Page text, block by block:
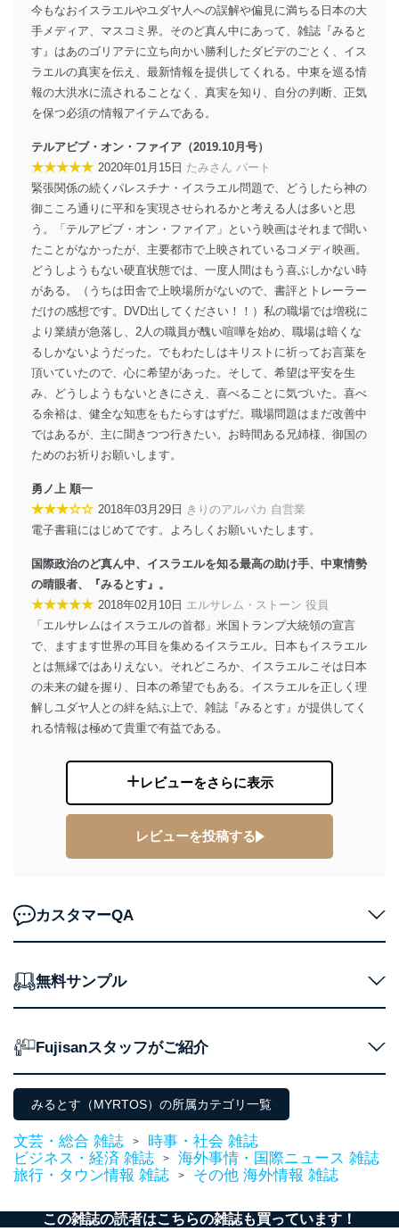
適切、かつ迅速に対応させていただきます。
株式会社富士山マガジンサービス 個人情報問い合わせ
TEL：0570-200-223
FAX：03-5459-7073
e-mail：cs@fujisan.co.jp
改訂：2025年2月20日
制定：2005年4月1日
株式会社富士山マガジンサービス
代表取締役会長 西野 伸一郎
個人情報の取扱いについて
１．個人情報保護管理者
当社は以下の個人情報保護管理者を設置し、個人情報保
護管理者の責任のもと、個人情報を取得・アクセス・利
用・提供・管理いたします。
東京都渋谷区南平台町16-11
株式会社富士山マガジンサービス
代表取締役会長 西野 伸一郎
個人情報保護管理者: 経営管理グループディレクター 前
田 嘉也
２．利用目的
当社が取り扱う開示対象個人情報の利用目的は次のとお
りです。
No
個人情報の種類 利用目的
1
当社の定期購読サ
ービス等をご利用
の方の個人情報
商品代金回収のため
ス、キャンペーン等の広告の案内
のため
個人が特定できない形で取得した
閲覧履歴や購買履歴等の情報を分
析して、趣味・嗜好に
応じた新商品・サービスに関する
広告のため
2
当社にお問合わせ
いただいた方の個
お問い合わせ対応、トラブル対
処、オペレーター教育など応対品
Aサービス利用者
の確認のため
ｅメール等によるカスタマーQ＆A
ため
ｅメール等による商品、サービ
4
採用応募者の方の
個人情報
当社の従業者の個
人事、総務などの雇用管理等のた
パートナー（提携
により当社の
等をご利用の方の
た商品の発売元企業からのｅメー
サービス、キャンペーン等の広告
7
SNS公式アカウン
トに登録された方
の個人情報
よびその分析のため
お問い合わせ対応、トラブル対
処、オペレーター教育など応対品
質向上のため
その他当社のプライバシーポリシ
ー等にて公表する利用目的達成の
※上記の利用目的のうちNo.1～5については保有個人デ
今もなおイスラエルやユダヤ人への誤解や偏見に満ちる日本の大
手メディア、マスコミ界。そのど真ん中にあって、雑誌『みると
す』はあのゴリアテに立ち向かい勝利したダビデのごとく、イス
ラエルの真実を伝え、最新情報を提供してくれる。中東を巡る情
報の大洪水に流されることなく、真実を知り、自分の判断、正気
を保つ必須の情報アイテムである。
テルアビブ・オン・ファイア（2019.10月号）
★★★★★ 2020年01月15日 たみさん パート
緊張関係の続くパレスチナ・イスラエル問題で、どうしたら神の
御こころ通りに平和を実現させられるかと考える人は多いと思
う。「テルアビブ・オン・ファイア」という映画はそれまで聞い
たことがなかったが、主要都市で上映されているコメディ映画。
どうしようもない硬直状態では、一度人間はもう喜ぶしかない時
がある。（うちは田舎で上映場所がないので、書評とトレーラー
だけの感想です。DVD出してください！！）私の職場では増税に
より業績が急落し、2人の職員が醜い喧嘩を始め、職場は暗くな
るしかないようだった。でもわたしはキリストに祈ってお言葉を
頂いていたので、心に希望があった。そして、希望は平安を生
み、どうしようもないときにさえ、喜べることに気づいた。喜べ
る余裕は、健全な知恵をもたらすはずだ。職場問題はまだ改善中
ではあるが、主に聞きつつ行きたい。お時間ある兄姉様、御国の
ためのお祈りお願いします。
勇ノ上 順一
★★★☆☆ 2018年03月29日 きりのアルパカ 自営業
電子書籍にはじめてです。よろしくお願いいたします。
国際政治のど真ん中、イスラエルを知る最高の助け手、中東情勢
の晴眼者、『みるとす』。
★★★★★ 2018年02月10日 エルサレム・ストーン 役員
「エルサレムはイスラエルの首都」米国トランプ大統領の宣言
で、ますます世界の耳目を集めるイスラエル。日本もイスラエル
とは無縁ではありえない。それどころか、イスラエルこそは日本
の未来の鍵を握り、日本の希望でもある。イスラエルを正しく理
解しユダヤ人との絆を結ぶ上で、雑誌『みるとす』が提供してく
れる情報は極めて貴重で有益である。
レビューをさらに表示
レビューを投稿する
カスタマーQA
無料サンプル
Fujisanスタッフがご紹介
みるとす（MYRTOS）の所属カテゴリ一覧
文芸・総合 雑誌 >
時事・社会 雑誌
ビジネス・経済 雑誌
>
海外事情・国際ニュース 雑誌
旅行・タウン情報 雑誌
> その他 海外情報 雑誌
この雑誌の読者はこちらの雑誌も買っています！